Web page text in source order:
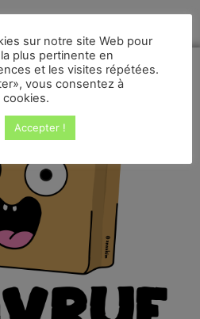
sur notre site Web pour
plus pertinente en
et les visites répétées.
vous consentez à
cookies.
Accepter !